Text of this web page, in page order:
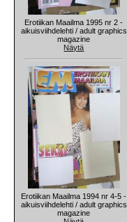
Erotiikan Maailma 1995 nr 2 -
aikuisviihdelehti / adult graphics
magazine
Näytä
Erotiikan Maailma 1994 nr 4-5 -
aikuisviihdelehti / adult graphics
magazine